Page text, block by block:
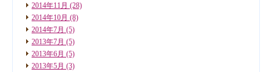
2014年11月 (28)
2014年10月 (8)
2014年7月 (5)
2013年7月 (5)
2013年6月 (5)
2013年5月 (3)